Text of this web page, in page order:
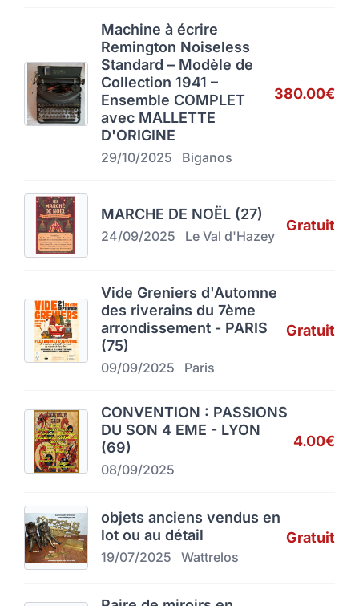
Machine à écrire
Remington Noiseless
Standard – Modèle de
Collection 1941 –
Ensemble COMPLET
avec MALLETTE
D'ORIGINE
29/10/2025 Biganos
380.00€
MARCHE DE NOËL (27)
24/09/2025 Le Val d'Hazey
Gratuit
Vide Greniers d'Automne
des riverains du 7ème
arrondissement - PARIS
(75)
09/09/2025 Paris
Gratuit
CONVENTION : PASSIONS
DU SON 4 EME - LYON
(69)
08/09/2025
4.00€
objets anciens vendus en
lot ou au détail
19/07/2025 Wattrelos
Gratuit